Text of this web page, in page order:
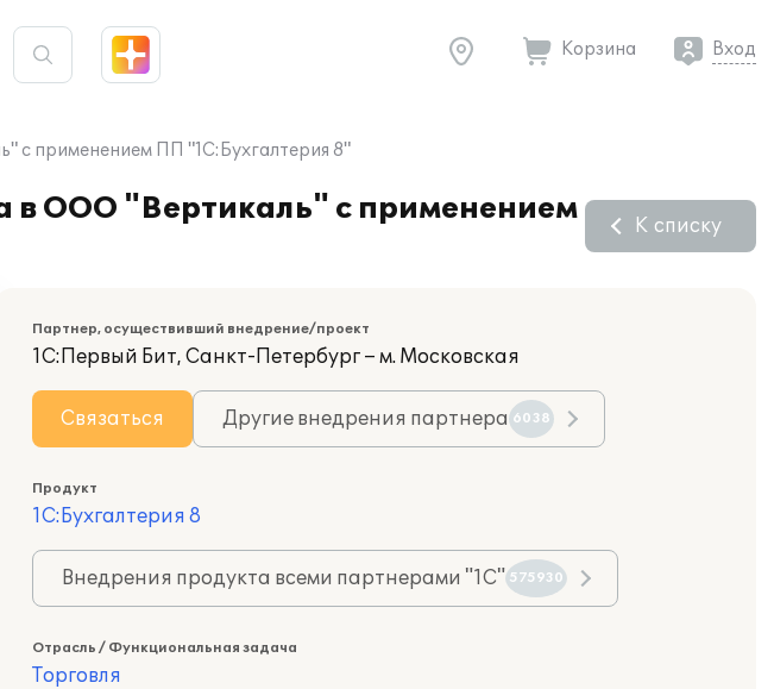
Корзина Вход
с применением ПП "1С:Бухгалтерия 8"
в ООО "Вертикаль" с применением
К списку
Партнер, осуществивший внедрение/проект
1С:Первый Бит, Санкт-Петербург – м. Московская
Связаться Другие внедрения партнера 6038
Продукт
1С:Бухгалтерия 8
Внедрения продукта всеми партнерами "1С" 575930
Отрасль / Функциональная задача
Торговля